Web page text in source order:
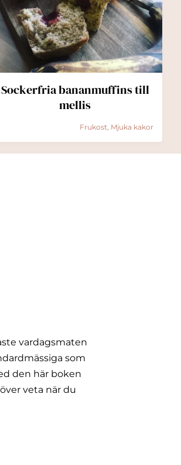
Sockerfria bananmuffins till
mellis
Frukost, Mjuka kakor
vardagsmaten
som
den här boken
veta när du